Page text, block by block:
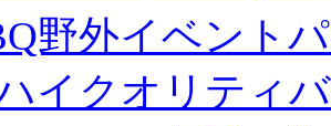
野外イベント
イクオリティ